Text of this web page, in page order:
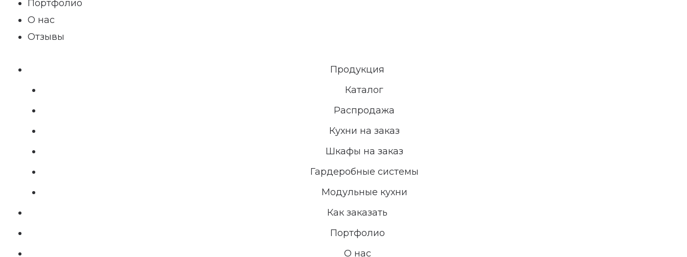
Портфолио
О нас
Отзывы
Продукция
Каталог
Распродажа
Кухни на заказ
Шкафы на заказ
Гардеробные системы
Модульные кухни
Как заказать
Портфолио
О нас